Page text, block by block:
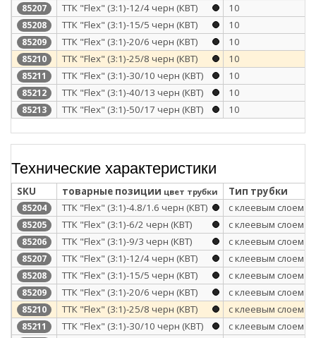
85207 ТТК "Flex" (3:1)-12/4 черн (КВТ) 10
85208 ТТК "Flex" (3:1)-15/5 черн (КВТ) 10
85209 ТТК "Flex" (3:1)-20/6 черн (КВТ) 10
85210 ТТК "Flex" (3:1)-25/8 черн (КВТ) 10
85211 ТТК "Flex" (3:1)-30/10 черн (КВТ) 10
85212 ТТК "Flex" (3:1)-40/13 черн (КВТ) 10
85213 ТТК "Flex" (3:1)-50/17 черн (КВТ) 10
Технические характеристики
SKU товарные позиции цвет трубки Тип трубки
85204 ТТК "Flex" (3:1)-4.8/1.6 черн (КВТ) с клеевым слоем
85205 ТТК "Flex" (3:1)-6/2 черн (КВТ) с клеевым слоем
85206 ТТК "Flex" (3:1)-9/3 черн (КВТ) с клеевым слоем
85207 ТТК "Flex" (3:1)-12/4 черн (КВТ) с клеевым слоем
85208 ТТК "Flex" (3:1)-15/5 черн (КВТ) с клеевым слоем
85209 ТТК "Flex" (3:1)-20/6 черн (КВТ) с клеевым слоем
85210 ТТК "Flex" (3:1)-25/8 черн (КВТ) с клеевым слоем
85211 ТТК "Flex" (3:1)-30/10 черн (КВТ) с клеевым слоем